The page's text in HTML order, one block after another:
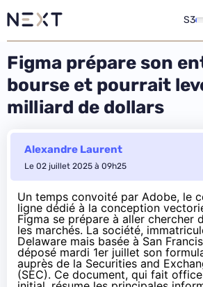
S3
Figma prépare son
bourse et pourrait
milliard de dollars
Alexandre Laurent
Le 02 juillet 2025 à 09h25
Un temps convoité par Adobe, le
ligne dédié à la conception
Figma se prépare à aller chercher
les marchés. La société,
Delaware mais basée à San
déposé mardi 1er juillet son
auprès de la Securities and
(SEC). Ce document, qui fait office